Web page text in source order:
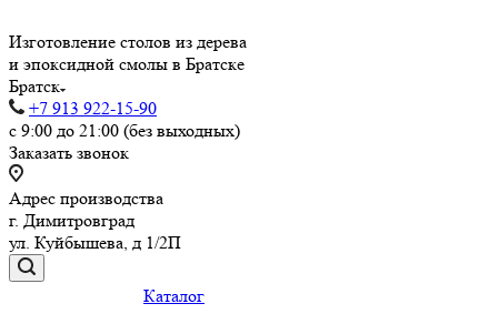
Изготовление столов из дерева
и эпоксидной смолы в Братске
Братск
+7 913 922-15-90
с 9:00 до 21:00 (без выходных)
Заказать звонок
Адрес производства
г. Димитровград
ул. Куйбышева, д 1/2П
Каталог